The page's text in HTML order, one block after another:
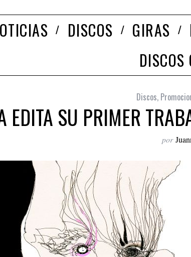
DISCOS GIRAS
DISCOS
Discos,
EDITA SU PRIMER
por